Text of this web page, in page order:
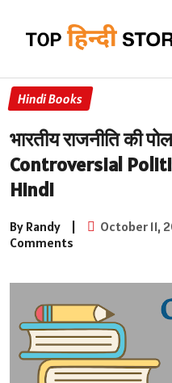
Hindi Books
भारतीय राजनीति की
Controversial
Hindi
By Randy | October 11,
Comments